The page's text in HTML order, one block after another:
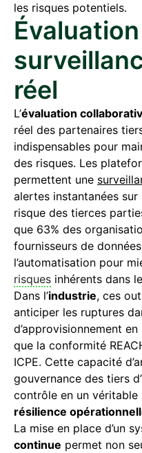
les risques potentiels.
réel
L’évaluation
réel des partenaires
indispensables pour
des risques. Les
permettent une
alertes instantanées
risque des tierces
que 63% des
fournisseurs de
l’automatisation pour
risques inhérents dans
Dans l’industrie, ces
anticiper les ruptures
d’approvisionnement
que la conformité
ICPE. Cette capacité
gouvernance des tiers
contrôle en un
résilience
La mise en place d’un
continue permet non